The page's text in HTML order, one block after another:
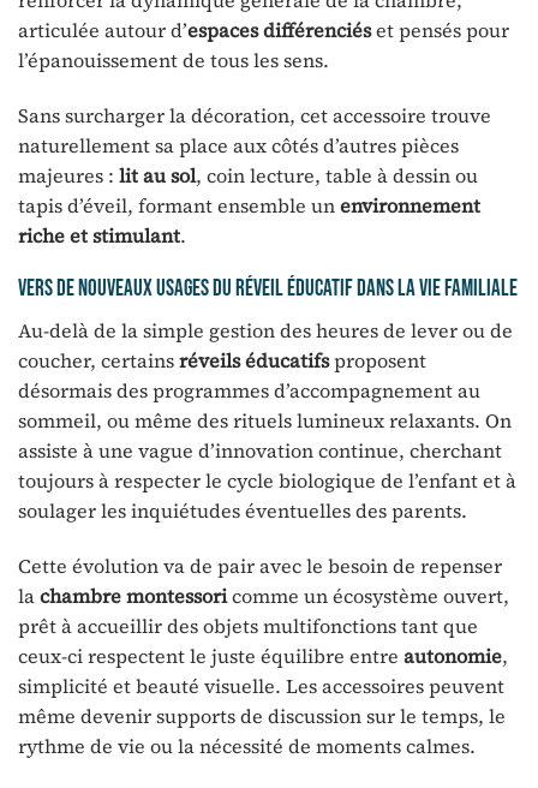
articulée autour d’espaces différenciéset pensés pour
l’épanouissement de tous les sens.
Sans surcharger la décoration, cet accessoire trouve
naturellement sa place aux côtés d’autres pièces
majeures : lit au sol, coin lecture, table à dessin ou
tapis d’éveil, formant ensemble unenvironnement
riche et stimulant.
Vers de nouveaux usages du réveil éducatif dans la vie familiale
Au-delà de la simple gestion des heures de lever ou de
coucher, certainsréveils éducatifsproposent
désormais des programmes d’accompagnement au
sommeil, ou même des rituels lumineux relaxants. On
assiste à une vague d’innovation continue, cherchant
toujours à respecter le cycle biologique de l’enfant et à
soulager les inquiétudes éventuelles des parents.
Cette évolution va de pair avec le besoin de repenser
lachambre montessoricomme un écosystème ouvert,
prêt à accueillir des objets multifonctions tant que
ceux-ci respectent le juste équilibre entre autonomie,
simplicité et beauté visuelle. Les accessoires peuvent
même devenir supports de discussion sur le temps, le
rythme de vie ou la nécessité de moments calmes.